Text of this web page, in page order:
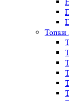
Топки